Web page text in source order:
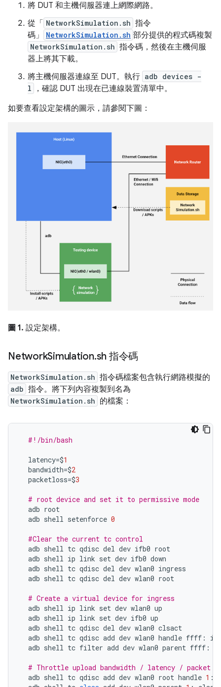
將 DUT 和主機伺服器連上網際網路。
從「
NetworkSimulation.sh 指令
碼」
NetworkSimulation.sh 部分提供的程式碼複製
NetworkSimulation.sh 指令碼，然後在主機伺服
器上將其下載。
將主機伺服器連線至 DUT。執行 adb devices -
l
，確認 DUT 出現在已連線裝置清單中。
如要查看設定架構的圖示，請參閱下圖：
圖 1. 設定架構。
NetworkSimulation.sh 指令碼
NetworkSimulation.sh 指令碼檔案包含執行網路模擬的
adb 指令。將下列內容複製到名為
NetworkSimulation.sh 的檔案：
#!/bin/bash
latency=$1
bandwidth=$2
packetloss=$3
# root device and set it to permissive mode
adb root
adb shell setenforce 0
#Clear the current tc control
adb shell tc qdisc del dev ifb0 root
adb shell ip link set dev ifb0 down
adb shell tc qdisc del dev wlan0 ingress
adb shell tc qdisc del dev wlan0 root
# Create a virtual device for ingress
adb shell ip link set dev wlan0 up
adb shell ip link set dev ifb0 up
adb shell tc qdisc del dev wlan0 clsact
adb shell tc qdisc add dev wlan0 handle ffff :
adb shell tc filter add dev wlan0 parent ffff :
# Throttle upload bandwidth / latency / packet
adb shell tc qdisc add dev wlan0 root handle 1 :